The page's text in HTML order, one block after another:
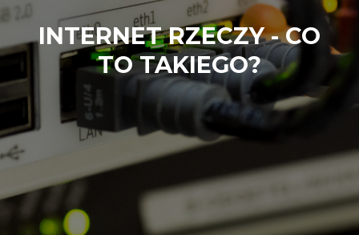
INTERNET RZECZY - CO
TO TAKIEGO?